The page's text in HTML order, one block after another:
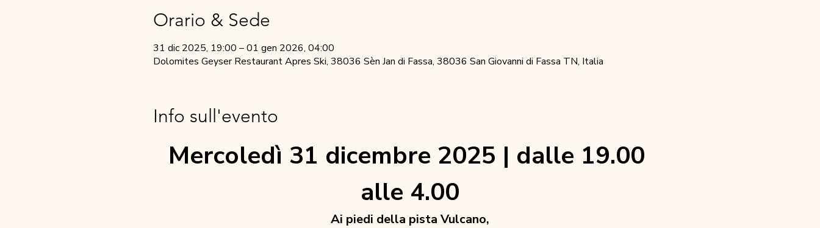
Orario & Sede
31 dic 2025, 19:00 – 01 gen 2026, 04:00
Dolomites Geyser Restaurant Apres Ski, 38036 Sèn Jan di Fassa, 38036 San Giovanni di Fassa TN, Italia
Info sull'evento
Mercoledì 31 dicembre 2025 | dalle 19.00
alle 4.00
Ai piedi della pista Vulcano,